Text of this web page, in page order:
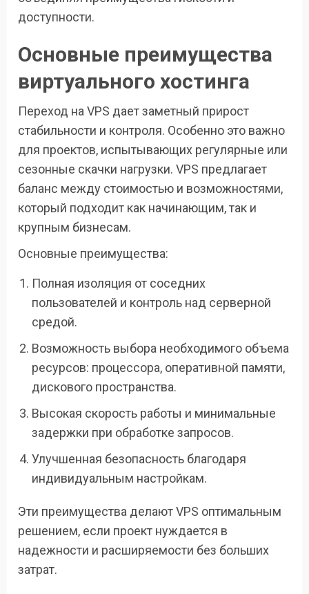
доступности.
Основные преимущества
виртуального хостинга
Переход на VPS дает заметный прирост
стабильности и контроля. Особенно это важно
для проектов, испытывающих регулярные или
сезонные скачки нагрузки. VPS предлагает
баланс между стоимостью и возможностями,
который подходит как начинающим, так и
крупным бизнесам.
Основные преимущества:
Полная изоляция от соседних
пользователей и контроль над серверной
средой.
Возможность выбора необходимого объема
ресурсов: процессора, оперативной памяти,
дискового пространства.
Высокая скорость работы и минимальные
задержки при обработке запросов.
Улучшенная безопасность благодаря
индивидуальным настройкам.
Эти преимущества делают VPS оптимальным
решением, если проект нуждается в
надежности и расширяемости без больших
затрат.